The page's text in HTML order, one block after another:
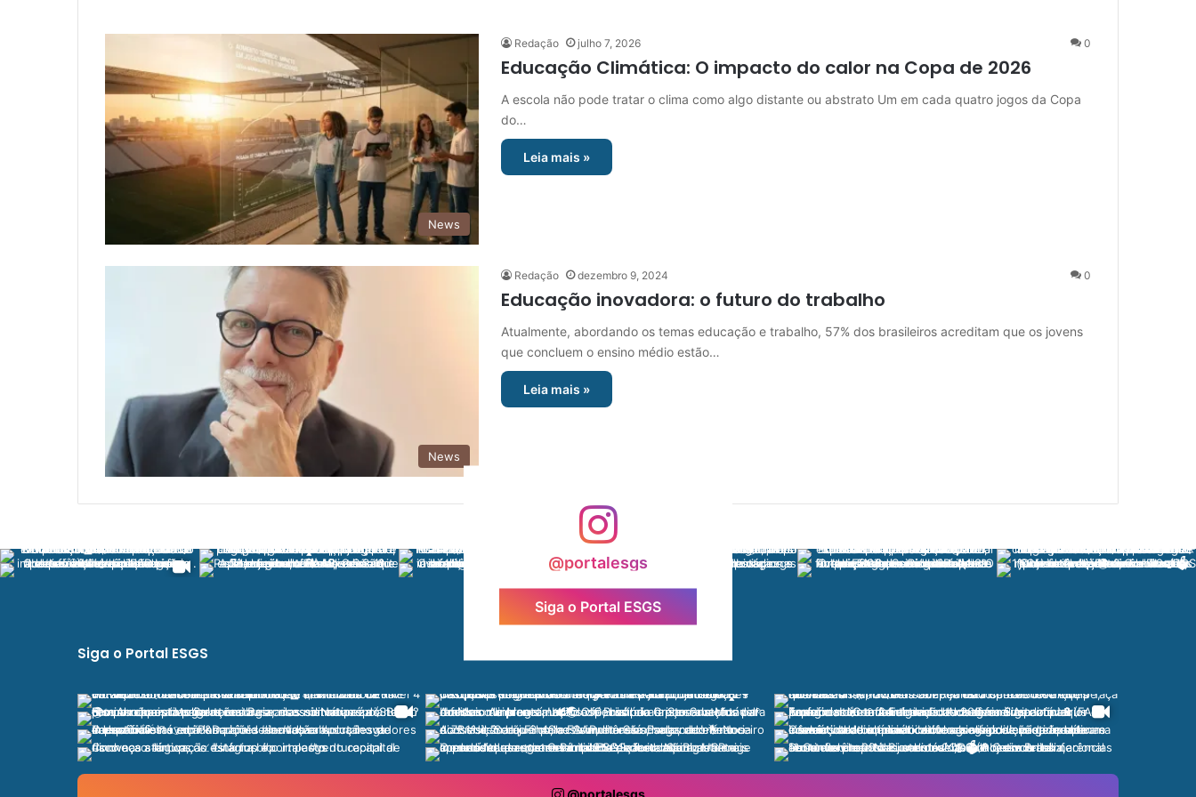
News
Redação julho 7, 2026 0
Educação Climática: O impacto do calor na Copa de 2026
A escola não pode tratar o clima como algo distante ou abstrato Um em cada quatro jogos da Copa
do…
Leia mais »
News
Redação dezembro 9, 2024 0
Educação inovadora: o futuro do trabalho
Atualmente, abordando os temas educação e trabalho, 57% dos brasileiros acreditam que os jovens
que concluem o ensino médio estão…
Leia mais »
@portalesgs
Siga o Portal ESGS
Siga o Portal ESGS
@portalesgs